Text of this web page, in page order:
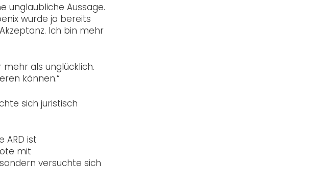
unglaubliche Aussage.
wurde ja bereits
Ich bin mehr
mehr als unglücklich.
können.“
sich juristisch
ARD ist
mit
versuchte sich